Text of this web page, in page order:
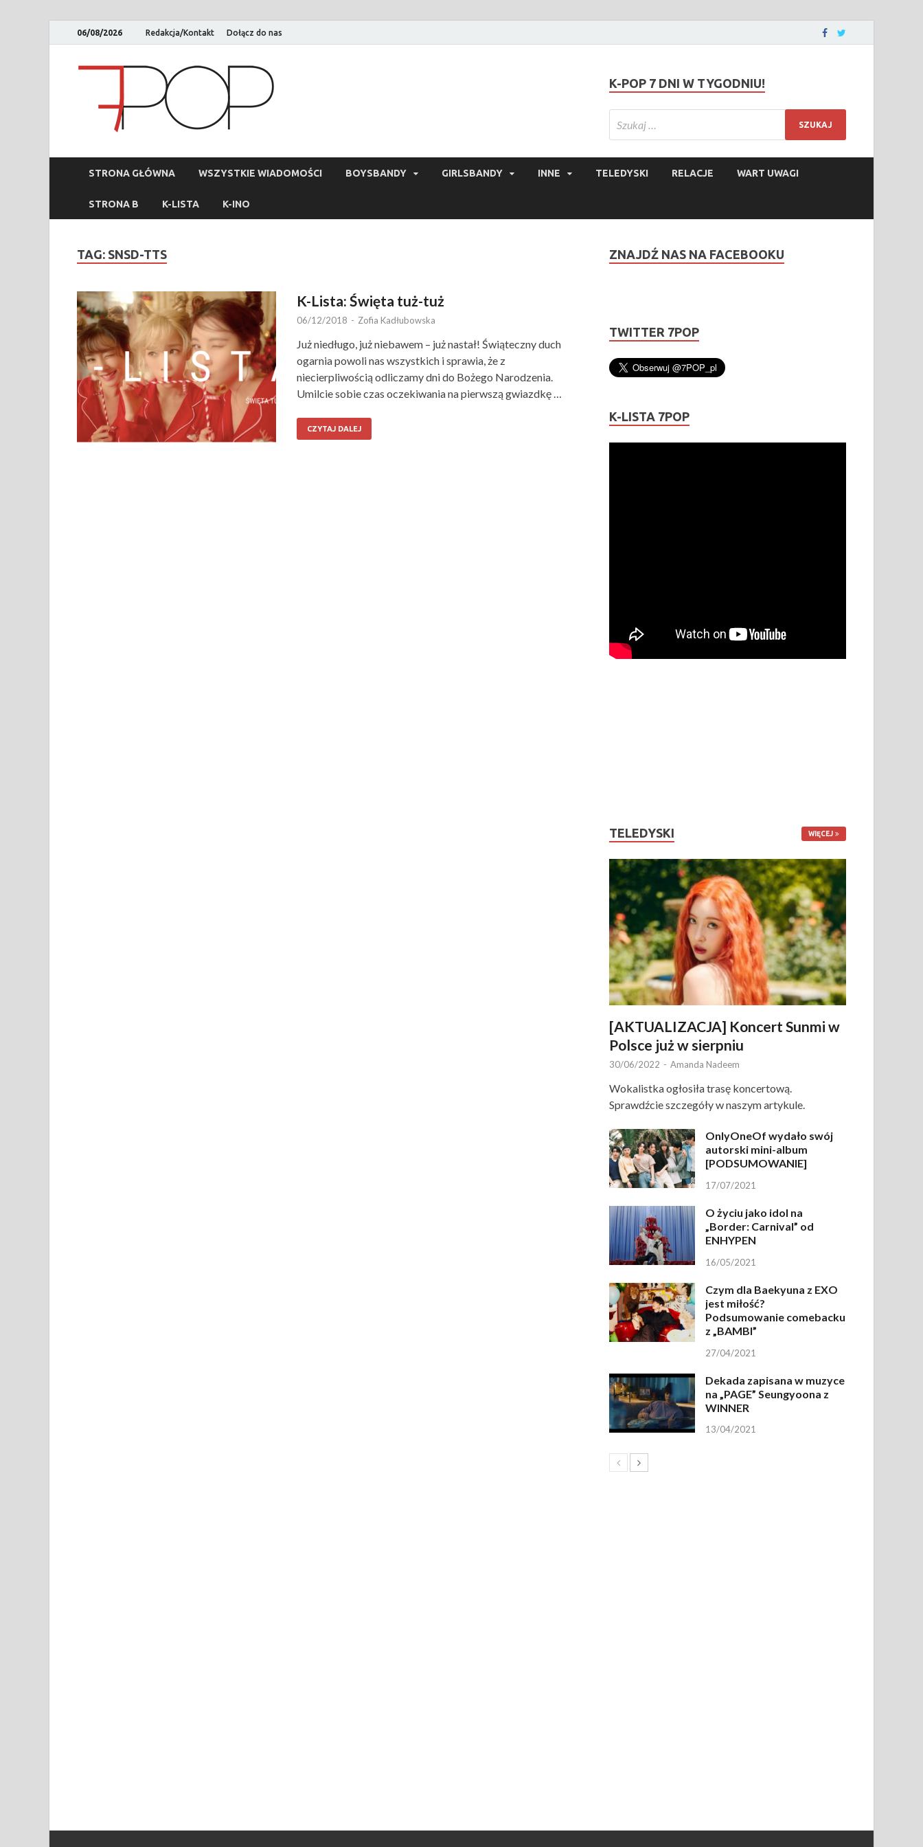
06/08/2026 Redakcja/Kontakt Dołącz do nas
K-POP 7 DNI W TYGODNIU!
STRONA GŁÓWNA WSZYSTKIE WIADOMOŚCI BOYSBANDY GIRLSBANDY INNE TELEDYSKI RELACJE WART UWAGI
STRONA B K-LISTA K-INO
TAG: SNSD-TTS
K-Lista: Święta tuż-tuż
06/12/2018 - Zofia Kadłubowska
Już niedługo, już niebawem – już nastał! Świąteczny duch
ogarnia powoli nas wszystkich i sprawia, że z
niecierpliwością odliczamy dni do Bożego Narodzenia.
Umilcie sobie czas oczekiwania na pierwszą gwiazdkę …
CZYTAJ DALEJ
ZNAJDŹ NAS NA FACEBOOKU
TWITTER 7POP
K-LISTA 7POP
TELEDYSKI WIĘCEJ
[AKTUALIZACJA] Koncert Sunmi w
Polsce już w sierpniu
30/06/2022 - Amanda Nadeem
Wokalistka ogłosiła trasę koncertową.
Sprawdźcie szczegóły w naszym artykule.
OnlyOneOf wydało swój
autorski mini-album
[PODSUMOWANIE]
17/07/2021
O życiu jako idol na
„Border: Carnival” od
ENHYPEN
16/05/2021
Czym dla Baekyuna z EXO
jest miłość?
Podsumowanie comebacku
z „BAMBI”
27/04/2021
Dekada zapisana w muzyce
na „PAGE” Seungyoona z
WINNER
13/04/2021